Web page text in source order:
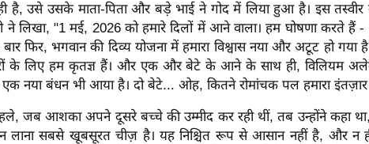
है, उसे उसके माता-पिता और बड़े भाई ने गोद में लिया हुआ है। इस
ने लिखा, "1 मई, 2026 को हमारे दिलों में आने वाला। हम घोषणा करते हैं -
फिर, भगवान की दिव्य योजना में हमारा विश्वास नया और अटूट हो
के लिए हम कृतज्ञ हैं। और एक और बेटे के आने के साथ ही, विलियम
एक नया बंधन भी आया है। दो बेटे... ओह, कितने रोमांचक पल हमारा
जब आशका अपने दूसरे बच्चे की उम्मीद कर रही थीं, तब उन्होंने कहा
लाना सबसे खूबसूरत चीज़ है। यह निश्चित रूप से आसान नहीं है, और न